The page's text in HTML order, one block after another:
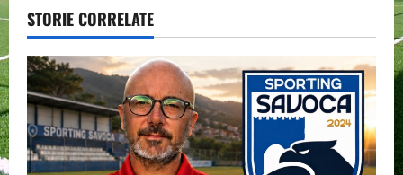
v
i
g
a
STORIE CORRELATE